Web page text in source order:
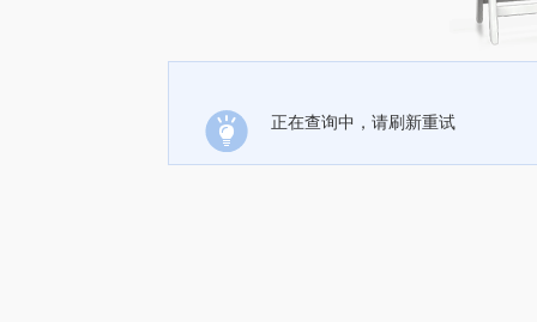
正在查询中，请刷新重试